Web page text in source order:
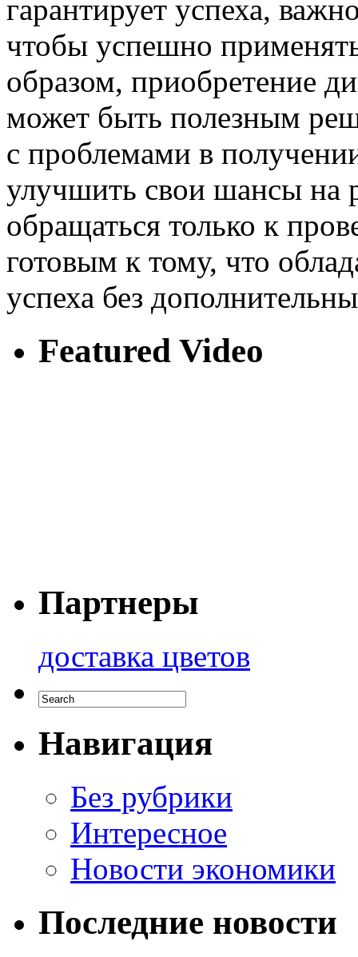
гарантирует успеха,
чтобы успешно
образом, приобретение
может быть полезным
с проблемами в
улучшить свои шансы на
обращаться только к
готовым к тому, что
успеха без
Featured Video
Партнеры
доставка цветов
Навигация
Без рубрики
Интересное
Новости экономики
Последние новости